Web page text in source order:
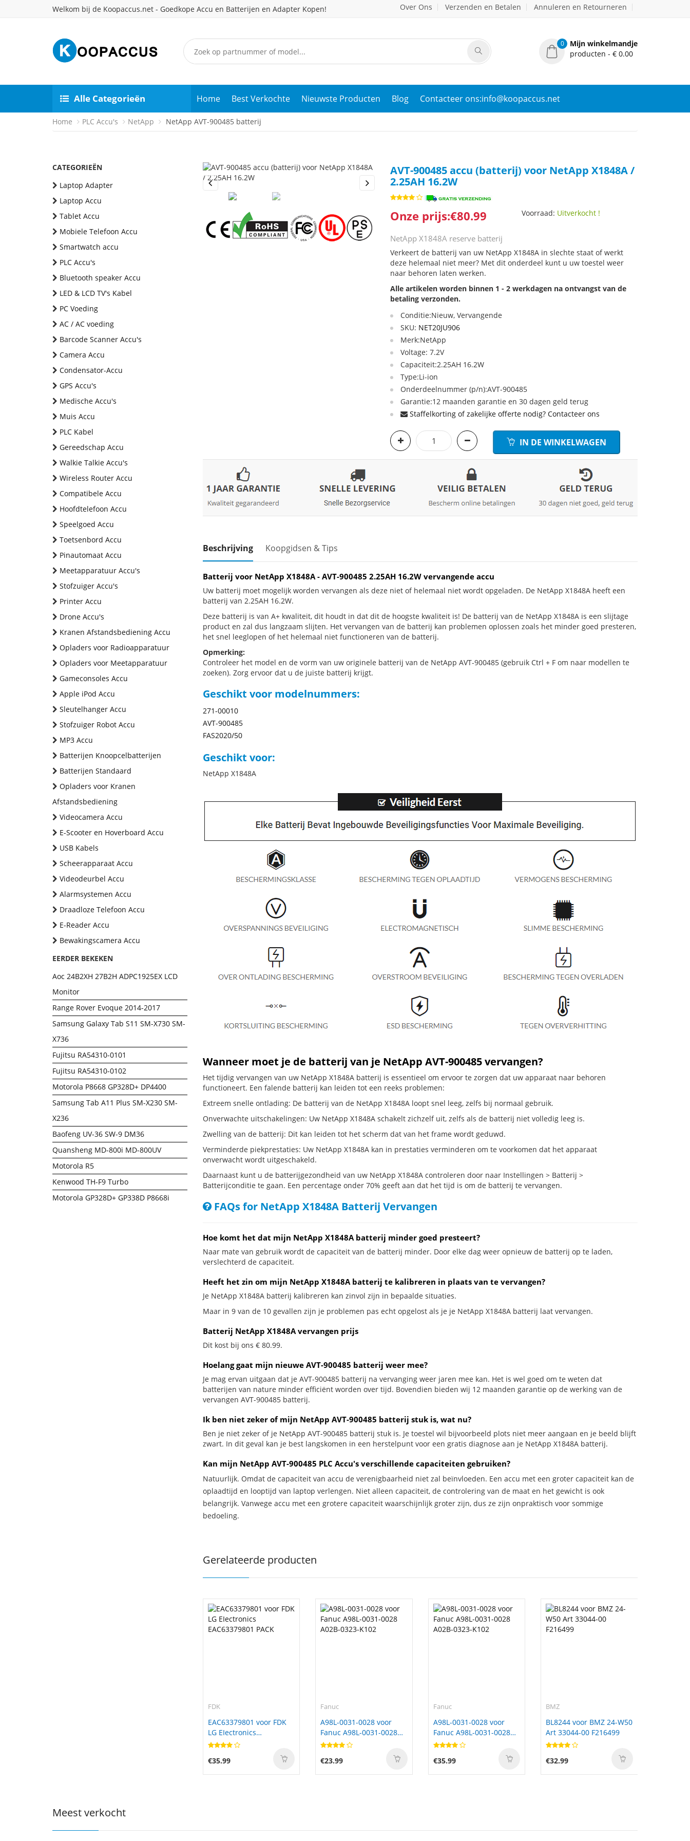
Welkom bij de Koopaccus.net - Goedkope Accu en Batterijen en Adapter Kopen! Over Ons Verzenden en Betalen Annuleren en Retourneren
0
Mijn winkelmandje
producten - € 0.00
Alle Categorieën Home Best Verkochte Nieuwste Producten Blog Contacteer ons:info@koopaccus.net
Home PLC Accu's NetApp NetApp AVT-900485 batterij
CATEGORIEËN
Laptop Adapter
Laptop Accu
Tablet Accu
Mobiele Telefoon Accu
Smartwatch accu
PLC Accu's
Bluetooth speaker Accu
LED & LCD TV's Kabel
PC Voeding
AC / AC voeding
Barcode Scanner Accu's
Camera Accu
Condensator-Accu
GPS Accu's
Medische Accu's
Muis Accu
PLC Kabel
Gereedschap Accu
Walkie Talkie Accu's
Wireless Router Accu
Compatibele Accu
Hoofdtelefoon Accu
Speelgoed Accu
Toetsenbord Accu
Pinautomaat Accu
Meetapparatuur Accu's
Stofzuiger Accu's
Printer Accu
Drone Accu's
Kranen Afstandsbediening Accu
Opladers voor Radioapparatuur
Opladers voor Meetapparatuur
Gameconsoles Accu
Apple iPod Accu
Sleutelhanger Accu
Stofzuiger Robot Accu
MP3 Accu
Batterijen Knoopcelbatterijen
Batterijen Standaard
Opladers voor Kranen
Afstandsbediening
Videocamera Accu
E-Scooter en Hoverboard Accu
USB Kabels
Scheerapparaat Accu
Videodeurbel Accu
Alarmsystemen Accu
Draadloze Telefoon Accu
E-Reader Accu
Bewakingscamera Accu
EERDER BEKEKEN
Aoc 24B2XH 27B2H ADPC1925EX LCD
Monitor
Range Rover Evoque 2014-2017
Samsung Galaxy Tab S11 SM-X730 SM-
X736
Fujitsu RA54310-0101
Fujitsu RA54310-0102
Motorola P8668 GP328D+ DP4400
Samsung Tab A11 Plus SM-X230 SM-
X236
Baofeng UV-36 SW-9 DM36
Quansheng MD-800i MD-800UV
Motorola R5
Kenwood TH-F9 Turbo
Motorola GP328D+ GP338D P8668i
Previous
AVT-900485 accu (batterij) voor NetApp X1848A /
2.25AH 16.2W
Onze prijs:€80.99 Voorraad: Uitverkocht !
NetApp X1848A reserve batterij
Verkeert de batterij van uw NetApp X1848A in slechte staat of werkt
deze helemaal niet meer? Met dit onderdeel kunt u uw toestel weer
naar behoren laten werken.
Alle artikelen worden binnen 1 - 2 werkdagen na ontvangst van de
betaling verzonden.
Conditie:Nieuw, Vervangende
SKU: NET20JU906
Merk:NetApp
Voltage: 7.2V
Capaciteit:2.25AH 16.2W
Type:Li-ion
Onderdeelnummer (p/n):AVT-900485
Garantie:12 maanden garantie en 30 dagen geld terug
Staffelkorting of zakelijke offerte nodig? Contacteer ons
IN DE WINKELWAGEN
Beschrijving Koopgidsen & Tips
Batterij voor NetApp X1848A - AVT-900485 2.25AH 16.2W vervangende accu
Uw batterij moet mogelijk worden vervangen als deze niet of helemaal niet wordt opgeladen. De NetApp X1848A heeft een
batterij van 2.25AH 16.2W.
Deze batterij is van A+ kwaliteit, dit houdt in dat dit de hoogste kwaliteit is! De batterij van de NetApp X1848A is een slijtage
product en zal dus langzaam slijten. Het vervangen van de batterij kan problemen oplossen zoals het minder goed presteren,
het snel leeglopen of het helemaal niet functioneren van de batterij.
Opmerking:
Controleer het model en de vorm van uw originele batterij van de NetApp AVT-900485 (gebruik Ctrl + F om naar modellen te
zoeken). Zorg ervoor dat u de juiste batterij krijgt.
Geschikt voor modelnummers:
271-00010
AVT-900485
FAS2020/50
Geschikt voor:
NetApp X1848A
Wanneer moet je de batterij van je NetApp AVT-900485 vervangen?
Het tijdig vervangen van uw NetApp X1848A batterij is essentieel om ervoor te zorgen dat uw apparaat naar behoren
functioneert. Een falende batterij kan leiden tot een reeks problemen:
Extreem snelle ontlading: De batterij van de NetApp X1848A loopt snel leeg, zelfs bij normaal gebruik.
Onverwachte uitschakelingen: Uw NetApp X1848A schakelt zichzelf uit, zelfs als de batterij niet volledig leeg is.
Zwelling van de batterij: Dit kan leiden tot het scherm dat van het frame wordt geduwd.
Verminderde piekprestaties: Uw NetApp X1848A kan in prestaties verminderen om te voorkomen dat het apparaat
onverwacht wordt uitgeschakeld.
Daarnaast kunt u de batterijgezondheid van uw NetApp X1848A controleren door naar Instellingen > Batterij >
Batterijconditie te gaan. Een percentage onder 70% geeft aan dat het tijd is om de batterij te vervangen.
FAQs for NetApp X1848A Batterij Vervangen
Hoe komt het dat mijn NetApp X1848A batterij minder goed presteert?
Naar mate van gebruik wordt de capaciteit van de batterij minder. Door elke dag weer opnieuw de batterij op te laden,
verslechterd de capaciteit.
Heeft het zin om mijn NetApp X1848A batterij te kalibreren in plaats van te vervangen?
Je NetApp X1848A batterij kalibreren kan zinvol zijn in bepaalde situaties.
Maar in 9 van de 10 gevallen zijn je problemen pas echt opgelost als je je NetApp X1848A batterij laat vervangen.
Batterij NetApp X1848A vervangen prijs
Dit kost bij ons € 80.99.
Hoelang gaat mijn nieuwe AVT-900485 batterij weer mee?
Je mag ervan uitgaan dat je AVT-900485 batterij na vervanging weer jaren mee kan. Het is wel goed om te weten dat
batterijen van nature minder efficiënt worden over tijd. Bovendien bieden wij 12 maanden garantie op de werking van de
vervangen AVT-900485 batterij.
Ik ben niet zeker of mijn NetApp AVT-900485 batterij stuk is, wat nu?
Ben je niet zeker of je NetApp AVT-900485 batterij stuk is. Je toestel wil bijvoorbeeld plots niet meer aangaan en je beeld blijft
zwart. In dit geval kan je best langskomen in een herstelpunt voor een gratis diagnose aan je NetApp X1848A batterij.
Kan mijn NetApp AVT-900485 PLC Accu's verschillende capaciteiten gebruiken?
Natuurlijk. Omdat de capaciteit van accu de verenigbaarheid niet zal beïnvloeden. Een accu met een groter capaciteit kan de
oplaadtijd en looptijd van laptop verlengen. Niet alleen capaciteit, de controlering van de maat en het gewicht is ook
belangrijk. Vanwege accu met een grotere capaciteit waarschijnlijk groter zijn, dus ze zijn onpraktisch voor sommige
bedoeling.
Gerelateerde producten
FDK
EAC63379801 voor FDK
LG EIectronics
EAC63379801 PACK
€35.99
Fanuc
A98L-0031-0028 voor
Fanuc A98L-0031-0028
A02B-0323-K102
€23.99
Fanuc
A98L-0031-0028 voor
Fanuc A98L-0031-0028
A02B-0323-K102
€35.99
BMZ
BL8244 voor BMZ 24-W50
Art 33044-00 F216499
€32.99
Meest verkocht